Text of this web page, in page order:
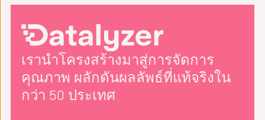
เรานำโครงสร้างมาสู่การจัดการ
คุณภาพ ผลักดันผลลัพธ์ที่แท้จริงใน
กว่า 50 ประเทศ